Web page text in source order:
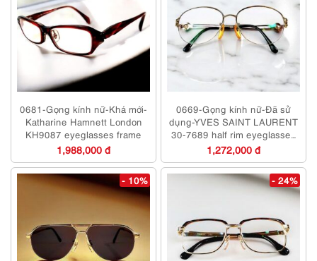
0681-Gọng kính nữ-Khá mới-
Katharine Hamnett London
KH9087 eyeglasses frame
1,988,000 đ
0669-Gọng kính nữ-Đã sử
dụng-YVES SAINT LAURENT
30-7689 half rim eyeglasses
frame
1,272,000 đ
- 10% - 24%